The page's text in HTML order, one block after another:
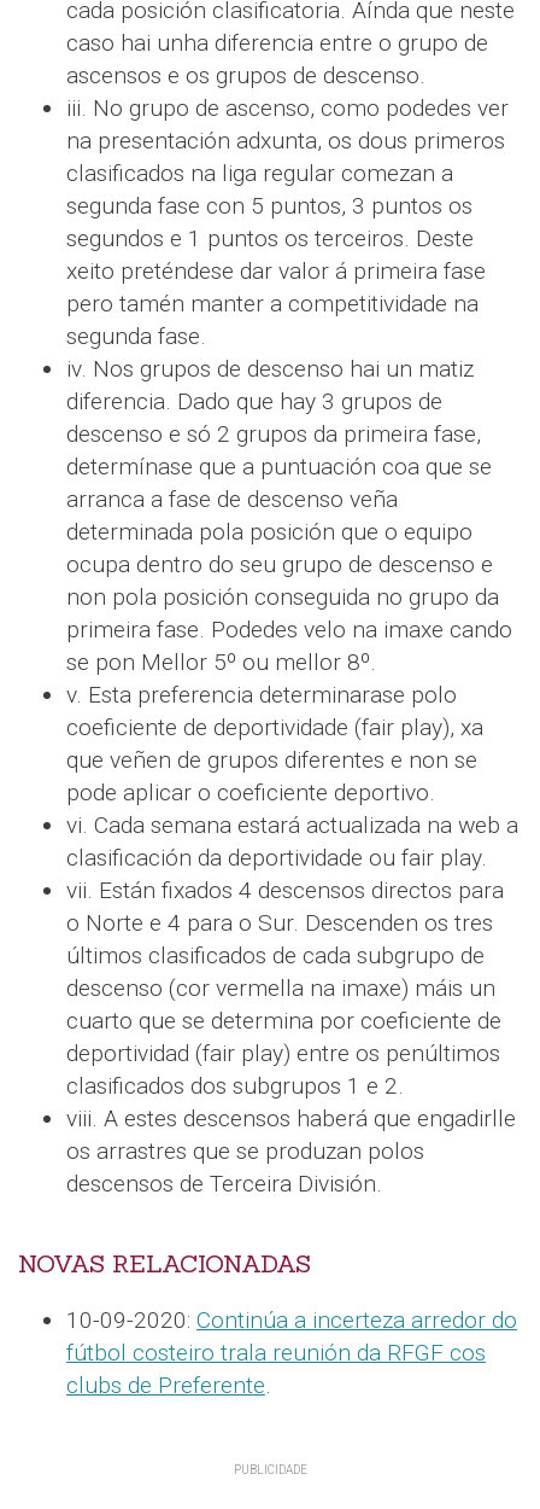
cada posición clasificatoria. Aínda que neste
caso hai unha diferencia entre o grupo de
ascensos e os grupos de descenso.
iii. No grupo de ascenso, como podedes ver
na presentación adxunta, os dous primeros
clasificados na liga regular comezan a
segunda fase con 5 puntos, 3 puntos os
segundos e 1 puntos os terceiros. Deste
xeito preténdese dar valor á primeira fase
pero tamén manter a competitividade na
segunda fase.
iv. Nos grupos de descenso hai un matiz
diferencia. Dado que hay 3 grupos de
descenso e só 2 grupos da primeira fase,
determínase que a puntuación coa que se
arranca a fase de descenso veña
determinada pola posición que o equipo
ocupa dentro do seu grupo de descenso e
non pola posición conseguida no grupo da
primeira fase. Podedes velo na imaxe cando
se pon Mellor 5º ou mellor 8º.
v. Esta preferencia determinarase polo
coeficiente de deportividade (fair play), xa
que veñen de grupos diferentes e non se
pode aplicar o coeficiente deportivo.
vi. Cada semana estará actualizada na web a
clasificación da deportividade ou fair play.
vii. Están fixados 4 descensos directos para
o Norte e 4 para o Sur. Descenden os tres
últimos clasificados de cada subgrupo de
descenso (cor vermella na imaxe) máis un
cuarto que se determina por coeficiente de
deportividad (fair play) entre os penúltimos
clasificados dos subgrupos 1 e 2.
viii. A estes descensos haberá que engadirlle
os arrastres que se produzan polos
descensos de Terceira División.
NOVAS RELACIONADAS
10-09-2020: Continúa a incerteza arredor do
fútbol costeiro trala reunión da RFGF cos
clubs de Preferente.